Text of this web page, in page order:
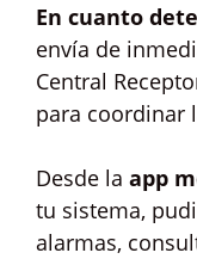
En cuanto
envía de
Central
para coordinar
Desde la app
tu sistema,
alarmas,